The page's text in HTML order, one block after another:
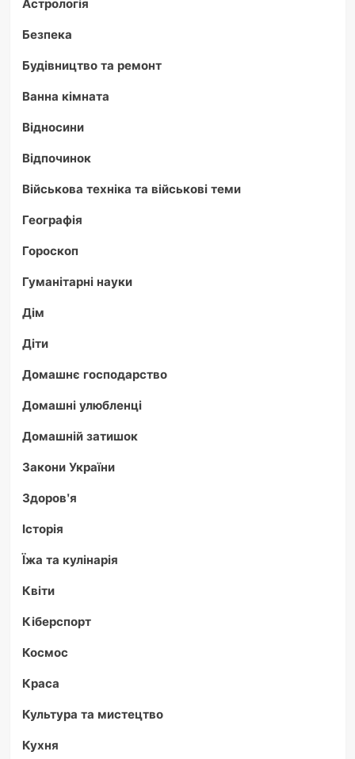
Безпека
Будівництво та ремонт
Ванна кімната
Відносини
Відпочинок
Військова техніка та військові теми
Географія
Гороскоп
Гуманітарні науки
Дім
Діти
Домашнє господарство
Домашні улюбленці
Домашній затишок
Закони України
Здоров'я
Історія
Їжа та кулінарія
Квіти
Кіберспорт
Космос
Краса
Культура та мистецтво
Кухня